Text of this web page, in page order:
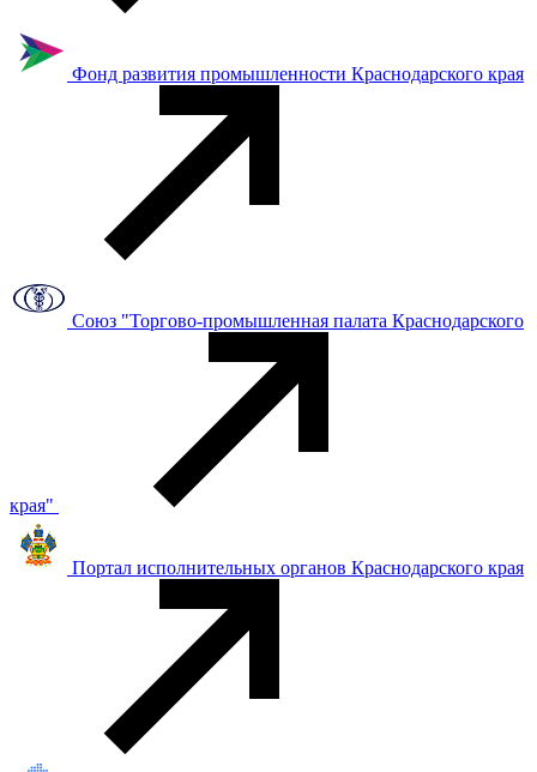
Фонд развития промышленности Краснодарского края
Союз "Торгово-промышленная палата Краснодарского
края"
Портал исполнительных органов Краснодарского края